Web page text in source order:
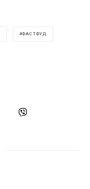
ФАСТФУД